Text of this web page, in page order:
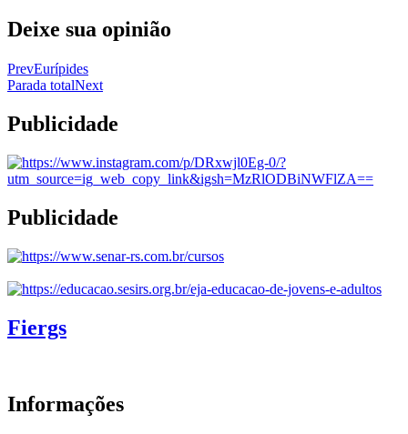
Deixe sua opinião
PrevEurípides
Parada totalNext
Publicidade
Publicidade
Fiergs
Informações